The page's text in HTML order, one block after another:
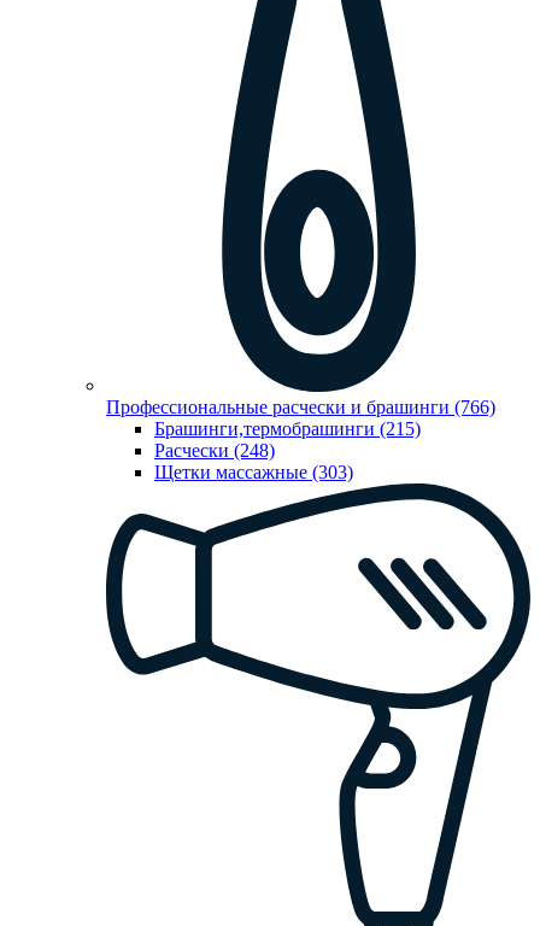
Профессиональные расчески и брашинги (766)
Брашинги,термобрашинги (215)
Расчески (248)
Щетки массажные (303)